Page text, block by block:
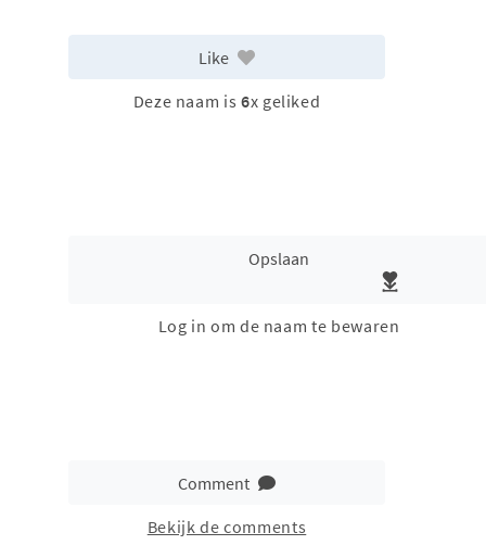
Like
Deze naam is 6x geliked
Opslaan
Log in om de naam te bewaren
Comment
Bekijk de comments